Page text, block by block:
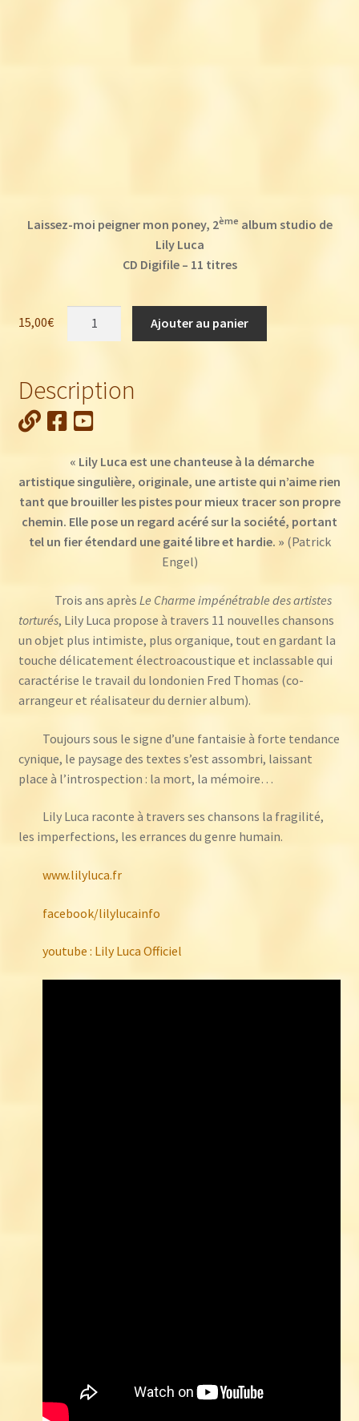
Laissez-moi peigner mon poney, 2ème album studio de
Lily Luca
CD Digifile – 11 titres
15,00€
:
Laissez-
moi
peigner
mon
poney
Ajouter au panier
Description
« Lily Luca est une chanteuse à la démarche
artistique singulière, originale, une artiste qui n’aime rien
tant que brouiller les pistes pour mieux tracer son propre
chemin. Elle pose un regard acéré sur la société, portant
tel un fier étendard une gaité libre et hardie. » (Patrick
Engel)
Trois ans après Le Charme impénétrable des artistes
torturés, Lily Luca propose à travers 11 nouvelles chansons
un objet plus intimiste, plus organique, tout en gardant la
touche délicatement électroacoustique et inclassable qui
caractérise le travail du londonien Fred Thomas (co-
arrangeur et réalisateur du dernier album).
Toujours sous le signe d’une fantaisie à forte tendance
cynique, le paysage des textes s’est assombri, laissant
place à l’introspection : la mort, la mémoire…
Lily Luca raconte à travers ses chansons la fragilité,
les imperfections, les errances du genre humain.
www.lilyluca.fr
facebook/lilylucainfo
youtube : Lily Luca Officiel